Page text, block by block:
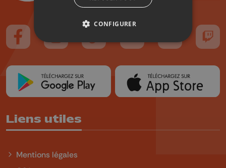
Suivez-nous sur FaceBook
Suivez-nous sur Instagram
Suivez-nous sur TikTok
Suivez-nous sur YouTube
Suivez-nous
Liens utiles
Mentions légales
CONFIGURER